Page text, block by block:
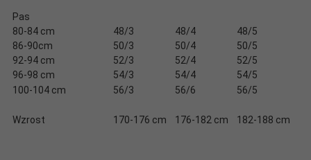
Pas
80-84 cm
48/3 48/4
48/5
86-90cm
50/3 50/4
50/5
92-94 cm
52/3 52/4
52/5
96-98 cm
54/3 54/4
54/5
100-104 cm
56/3 56/6 56/5
Wzrost 170-176 cm 176-182 cm 182-188 cm